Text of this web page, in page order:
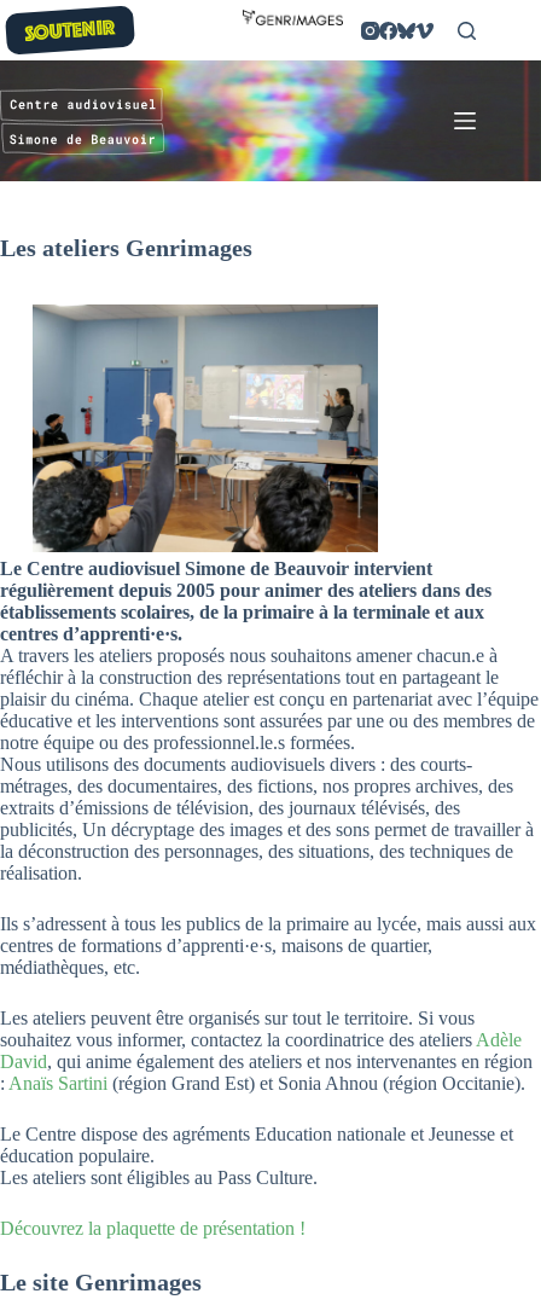
Passer
au
contenu
SOUTENIR
Les ateliers Genrimages
Le Centre audiovisuel Simone de Beauvoir intervient
régulièrement depuis 2005 pour animer des ateliers dans des
établissements scolaires, de la primaire à la terminale et aux
centres d’apprenti·e·s.
A travers les ateliers proposés nous souhaitons amener chacun.e à
réfléchir à la construction des représentations tout en partageant le
plaisir du cinéma. Chaque atelier est conçu en partenariat avec l’équipe
éducative et les interventions sont assurées par une ou des membres de
notre équipe ou des professionnel.le.s formées.
Nous utilisons des documents audiovisuels divers : des courts-
métrages, des documentaires, des fictions, nos propres archives, des
extraits d’émissions de télévision, des journaux télévisés, des
publicités, Un décryptage des images et des sons permet de travailler à
la déconstruction des personnages, des situations, des techniques de
réalisation.
Ils s’adressent à tous les publics de la primaire au lycée, mais aussi aux
centres de formations d’apprenti·e·s, maisons de quartier,
médiathèques, etc.
Les ateliers peuvent être organisés sur tout le territoire. Si vous
souhaitez vous informer, contactez la coordinatrice des ateliers Adèle
David, qui anime également des ateliers et nos intervenantes en région
: Anaïs Sartini (région Grand Est) et Sonia Ahnou (région Occitanie).
Le Centre dispose des agréments Education nationale et Jeunesse et
éducation populaire.
Les ateliers sont éligibles au Pass Culture.
Découvrez la plaquette de présentation !
Le site Genrimages